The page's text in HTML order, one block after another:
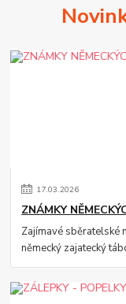
17.03.2026
ZNÁMKY
Zajímavé sběratelské
německý zajatecký